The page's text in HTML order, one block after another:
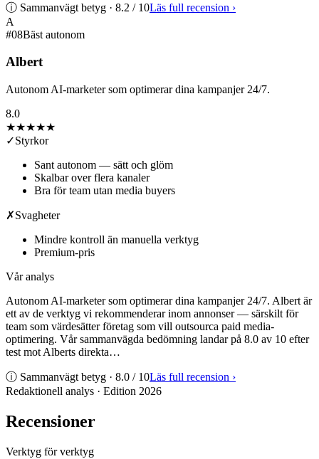
ⓘ Sammanvägt betyg · 8.2 / 10Läs full recension ›
A
#08Bäst autonom
Albert
Autonom AI-marketer som optimerar dina kampanjer 24/7.
8.0
★★★★★
✓Styrkor
Sant autonom — sätt och glöm
Skalbar over flera kanaler
Bra för team utan media buyers
✗Svagheter
Mindre kontroll än manuella verktyg
Premium-pris
Vår analys
Autonom AI-marketer som optimerar dina kampanjer 24/7. Albert är
ett av de verktyg vi rekommenderar inom annonser — särskilt för
team som värdesätter företag som vill outsourca paid media-
optimering. Vår sammanvägda bedömning landar på 8.0 av 10 efter
test mot Alberts direkta…
ⓘ Sammanvägt betyg · 8.0 / 10Läs full recension ›
Redaktionell analys · Edition 2026
Recensioner
Verktyg för verktyg